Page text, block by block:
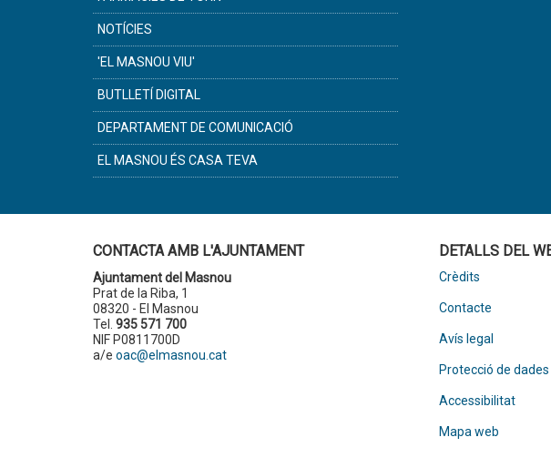
NOTÍCIES
'EL MASNOU VIU'
BUTLLETÍ DIGITAL
DEPARTAMENT DE COMUNICACIÓ
EL MASNOU ÉS CASA TEVA
CONTACTA AMB L'AJUNTAMENT
Ajuntament del Masnou
Prat de la Riba, 1
08320 - El Masnou
Tel. 935 571 700
NIF P0811700D
a/e oac@elmasnou.cat
DETALLS DEL
Crèdits
Contacte
Avís legal
Protecció de dades
Accessibilitat
Mapa web